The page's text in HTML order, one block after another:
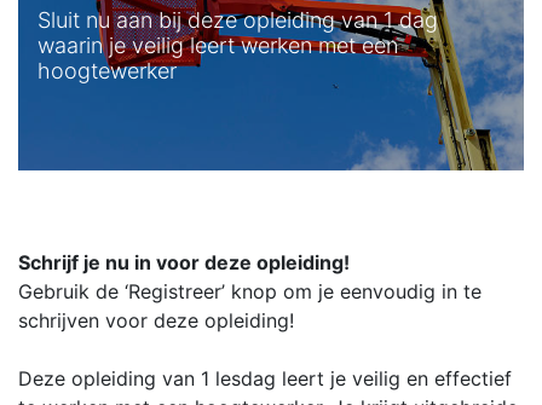
Sluit nu aan bij deze opleiding van 1 dag
waarin je veilig leert werken met een
hoogtewerker
Schrijf je nu in voor deze opleiding!
Gebruik de ‘Registreer’ knop om je eenvoudig in te
schrijven voor deze opleiding!
Deze opleiding van 1 lesdag leert je veilig en effectief